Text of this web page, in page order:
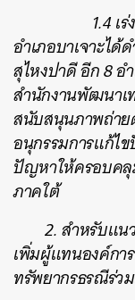
1.4 เร่งรัด
อำเภอบาเจาะไ
สุไหงปาดี อีก 8 อ
สำนักงานพัฒนาเ
สนับสนุนภาพถ่าย
อนุกรรมการแก้ไ
ปัญหาให้ครอบค
ภาคใต้
2. สำหรับแน
เพิ่มผู้แทนองค์กา
ทรัพยากรธรณีร่ว